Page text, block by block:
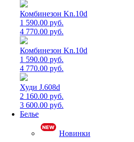
Комбинезон Kn.10d
1 590.00 руб.
4 770.00 руб.
Комбинезон Kn.10d
1 590.00 руб.
4 770.00 руб.
Худи J.608d
2 160.00 руб.
3 600.00 руб.
Белье
Новинки